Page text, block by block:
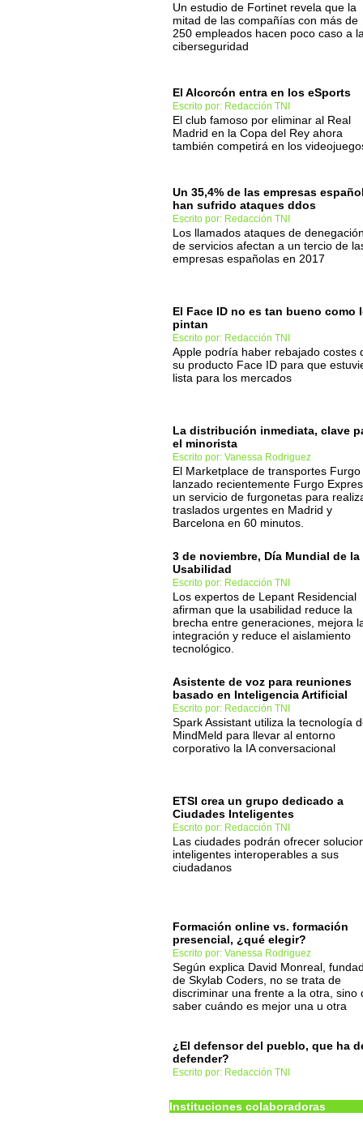
Un estudio de Fortinet revela que la
mitad de las compañías con más de
250 empleados hacen poco caso a
ciberseguridad
El Alcorcón entra en los eSports
Escrito por: Redacción TNI
El club famoso por eliminar al Real
Madrid en la Copa del Rey ahora
también competirá en los
Un 35,4% de las empresas
han sufrido ataques ddos
Escrito por: Redacción TNI
Los llamados ataques de
de servicios afectan a un tercio de
empresas españolas en 2017
El Face ID no es tan bueno como
pintan
Escrito por: Redacción TNI
Apple podría haber rebajado costes
su producto Face ID para que
lista para los mercados
La distribución inmediata, clave
el minorista
Escrito por: Vanessa Rodriguez
El Marketplace de transportes Furgo
lanzado recientemente Furgo
un servicio de furgonetas para
traslados urgentes en Madrid y
Barcelona en 60 minutos.
3 de noviembre, Día Mundial de la
Usabilidad
Escrito por: Redacción TNI
Los expertos de Lepant Residencial
afirman que la usabilidad reduce la
brecha entre generaciones, mejora
integración y reduce el aislamiento
tecnológico.
Asistente de voz para reuniones
basado en Inteligencia Artificial
Escrito por: Redacción TNI
Spark Assistant utiliza la tecnología
MindMeld para llevar al entorno
corporativo la IA conversacional
ETSI crea un grupo dedicado a
Ciudades Inteligentes
Escrito por: Redacción TNI
Las ciudades podrán ofrecer
inteligentes interoperables a sus
ciudadanos
Formación online vs. formación
presencial, ¿qué elegir?
Escrito por: Vanessa Rodriguez
Según explica David Monreal,
de Skylab Coders, no se trata de
discriminar una frente a la otra, sino
saber cuándo es mejor una u otra
¿El defensor del pueblo, que ha
defender?
Escrito por: Redacción TNI
Instituciones colaboradoras